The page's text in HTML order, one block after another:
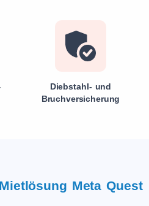
Diebstahl- und
Bruchversicherung
Meta Quest